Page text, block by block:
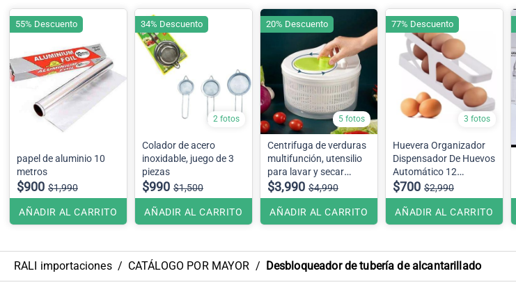
papel de aluminio 10
metros
$900 $1,990
AÑADIR AL CARRITO
55% Descuento
2 fotos
Colador de acero
inoxidable, juego de 3
piezas
$990 $1,500
AÑADIR AL CARRITO
34% Descuento
5 fotos
Centrifuga de verduras
multifunción, utensilio
para lavar y secar
ensaladas, lechuga y
verduras
$3,990 $4,990
AÑADIR AL CARRITO
20% Descuento
3 fotos
Huevera Organizador
Dispensador De Huevos
Automático 12
unidades aprox
$700 $2,990
AÑADIR AL CARRITO
77% Descuento
RALI importaciones / CATÁLOGO POR MAYOR / Desbloqueador de tubería de alcantarillado